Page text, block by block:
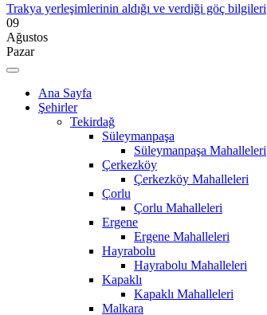
Trakya yerleşimlerinin aldığı ve verdiği göç bilgileri
09
Ağustos
Pazar
Ana Sayfa
Şehirler
Tekirdağ
Süleymanpaşa
Süleymanpaşa Mahalleleri
Çerkezköy
Çerkezköy Mahalleleri
Çorlu
Çorlu Mahalleleri
Ergene
Ergene Mahalleleri
Hayrabolu
Hayrabolu Mahalleleri
Kapaklı
Kapaklı Mahalleleri
Malkara